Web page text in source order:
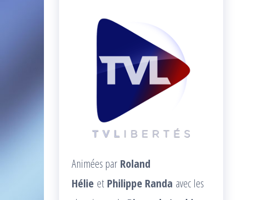
Animées par Roland
Hélie et Philippe Randa avec les